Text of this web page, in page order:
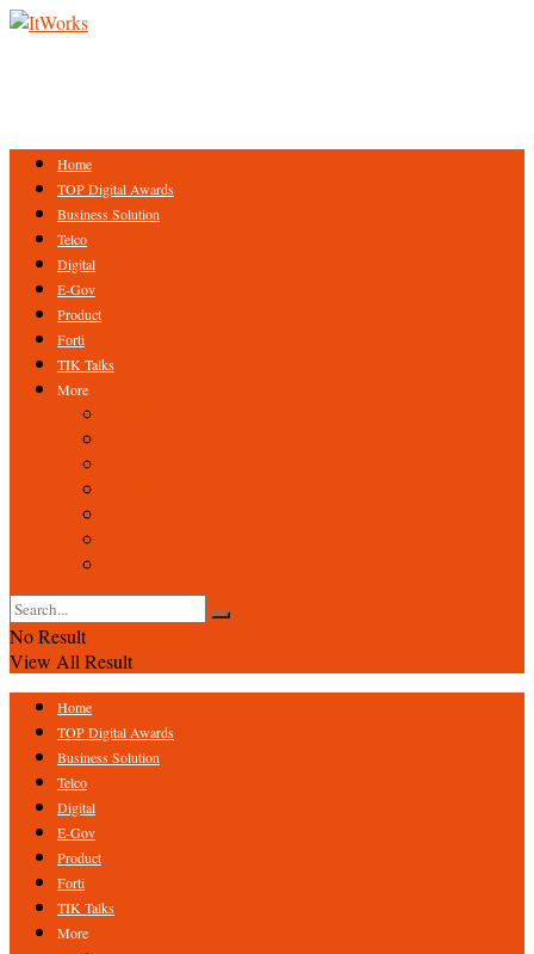
Home
TOP Digital Awards
Business Solution
Telco
Digital
E-Gov
Product
Forti
TIK Talks
More
No Result
View All Result
Home
TOP Digital Awards
Business Solution
Telco
Digital
E-Gov
Product
Forti
TIK Talks
More